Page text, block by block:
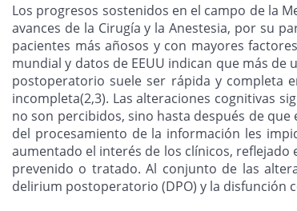
Los progresos sostenidos en el campo de la
avances de la Cirugía y la Anestesia, por su
pacientes más añosos y con mayores
mundial y datos de EEUU indican que más
postoperatorio suele ser rápida y completa
incompleta(2,3). Las alteraciones cognitivas
no son percibidos, sino hasta después de
del procesamiento de la información les
aumentado el interés de los clínicos,
prevenido o tratado. Al conjunto de las
delirium postoperatorio (DPO) y la disfunción